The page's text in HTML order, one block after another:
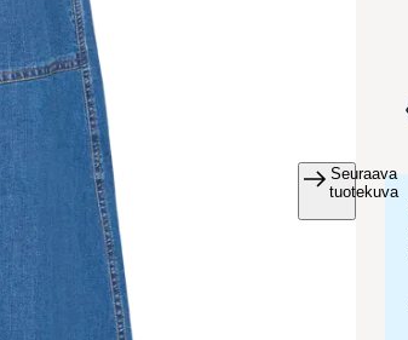
Seuraava
tuotekuva